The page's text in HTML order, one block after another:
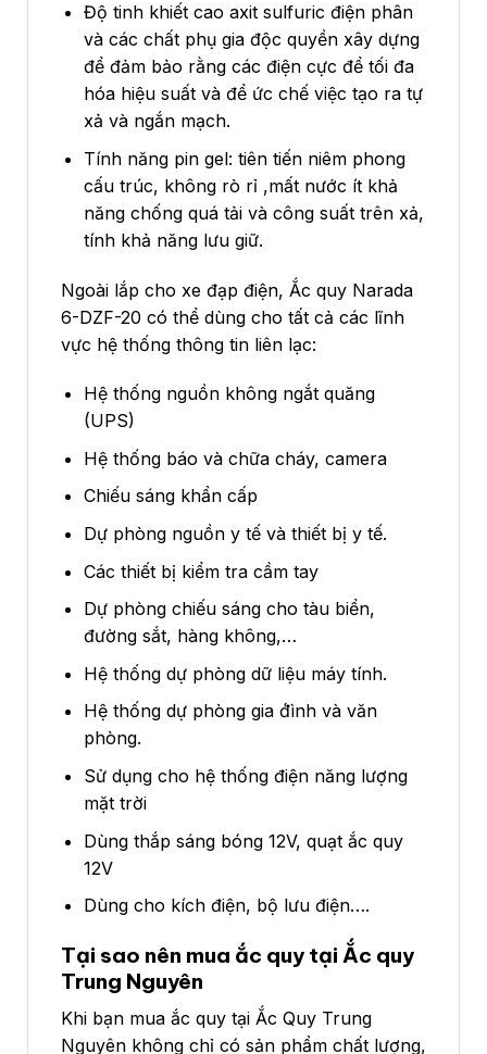
Độ tinh khiết cao axit sulfuric điện phân
và các chất phụ gia độc quyền xây dựng
để đảm bảo rằng các điện cực để tối đa
hóa hiệu suất và để ức chế việc tạo ra tự
xả và ngắn mạch.
Tính năng pin gel: tiên tiến niêm phong
cấu trúc, không rò rỉ ,mất nước ít khả
năng chống quá tải và công suất trên xả,
tính khả năng lưu giữ.
Ngoài lắp cho xe đạp điện, Ắc quy Narada
6-DZF-20 có thể dùng cho tất cả các lĩnh
vực hệ thống thông tin liên lạc:
Hệ thống nguồn không ngắt quăng
(UPS)
Hệ thống báo và chữa cháy, camera
Chiếu sáng khẩn cấp
Dự phòng nguồn y tế và thiết bị y tế.
Các thiết bị kiểm tra cầm tay
Dự phòng chiếu sáng cho tàu biển,
đường sắt, hàng không,…
Hệ thống dự phòng dữ liệu máy tính.
Hệ thống dự phòng gia đ́ình và văn
phòng.
Sử dụng cho hệ thống điện năng lượng
mặt trời
Dùng thắp sáng bóng 12V, quạt ắc quy
12V
Dùng cho kích điện, bộ lưu điện….
Tại sao nên mua ắc quy tại Ắc quy
Trung Nguyên
Khi bạn mua ắc quy tại Ắc Quy Trung
Nguyên không chỉ có sản phẩm chất lượng,